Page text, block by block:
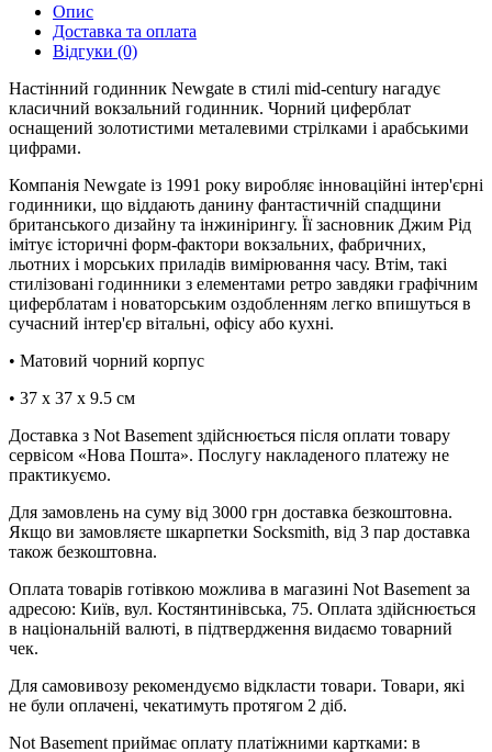
Опис
Доставка та оплата
Відгуки (0)
Настінний годинник Newgate в стилі mid-century нагадує
класичний вокзальний годинник. Чорний циферблат
оснащений золотистими металевими стрілками і арабськими
цифрами.
Компанія Newgate із 1991 року виробляє інноваційні інтер'єрні
годинники, що віддають данину фантастичній спадщини
британського дизайну та інжинірингу. Її засновник Джим Рід
імітує історичні форм-фактори вокзальних, фабричних,
льотних і морських приладів вимірювання часу. Втім, такі
стилізовані годинники з елементами ретро завдяки графічним
циферблатам і новаторським оздобленням легко впишуться в
сучасний інтер'єр вітальні, офісу або кухні.
• Матовий чорний корпус
• 37 x 37 x 9.5 см
Доставка з Not Basement здійснюється після оплати товару
сервісом «Нова Пошта». Послугу накладеного платежу не
практикуємо.
Для замовлень на суму від 3000 грн доставка безкоштовна.
Якщо ви замовляєте шкарпетки Socksmith, від 3 пар доставка
також безкоштовна.
Оплата товарів готівкою можлива в магазині Not Basement за
адресою: Київ, вул. Костянтинівська, 75. Оплата здійснюється
в національній валюті, в підтвердження видаємо товарний
чек.
Для самовивозу рекомендуємо відкласти товари. Товари, які
не були оплачені, чекатимуть протягом 2 діб.
Not Basement приймає оплату платіжними картками: в